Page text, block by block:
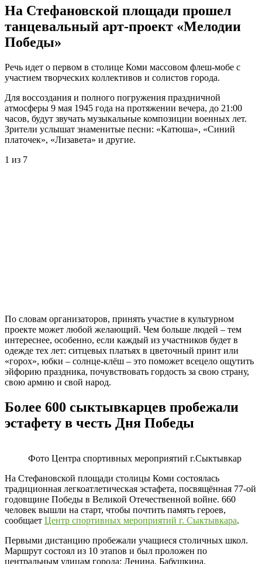
На Стефановской площади прошел
танцевальный арт-проект «Мелодии
Победы»
Речь идет о первом в столице Коми массовом флеш-мобе с
участием творческих коллективов и солистов города.
Для воссоздания и полного погружения праздничной
атмосферы 9 мая 1945 года на протяжении вечера, до 21:00
часов, будут звучать музыкальные композиции военных лет.
Зрители услышат знаменитые песни: «Катюша», «Синий
платочек», «Лизавета» и другие.
1 из 7
По словам организаторов, принять участие в культурном
проекте может любой желающий. Чем больше людей – тем
интереснее, особенно, если каждый из участников будет в
одежде тех лет: ситцевых платьях в цветочный принт или
«горох», юбки – солнце-клёш – это поможет всецело ощутить
эйфорию праздника, почувствовать гордость за свою страну,
свою армию и свой народ.
Более 600 сыктывкарцев пробежали
эстафету в честь Дня Победы
Фото Центра спортивных мероприятий г.Сыктывкар
На Стефановской площади столицы Коми состоялась
традиционная легкоатлетическая эстафета, посвящённая 77-ой
годовщине Победы в Великой Отечественной войне. 660
человек вышли на старт, чтобы почтить память героев,
сообщает Центр спортивных мероприятий г. Сыктывкара.
Первыми дистанцию пробежали учащиеся столичных школ.
Маршрут состоял из 10 этапов и был проложен по
центральным улицам города: Ленина, Бабушкина,